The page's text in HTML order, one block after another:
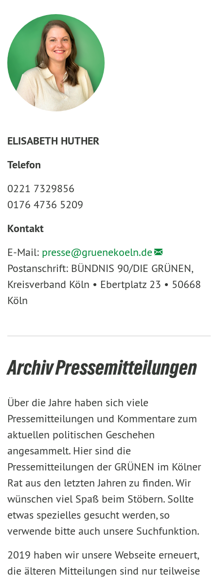
ELISABETH HUTHER
Telefon
0221 7329856
0176 4736 5209
Kontakt
E-Mail: presse@gruenekoeln.de
Postanschrift: BÜNDNIS 90/DIE GRÜNEN,
Kreisverband Köln • Ebertplatz 23 • 50668
Köln
Archiv Pressemitteilungen
Über die Jahre haben sich viele
Pressemitteilungen und Kommentare zum
aktuellen politischen Geschehen
angesammelt. Hier sind die
Pressemitteilungen der GRÜNEN im Kölner
Rat aus den letzten Jahren zu finden. Wir
wünschen viel Spaß beim Stöbern. Sollte
etwas spezielles gesucht werden, so
verwende bitte auch unsere Suchfunktion.
2019 haben wir unsere Webseite erneuert,
die älteren Mitteilungen sind nur teilweise